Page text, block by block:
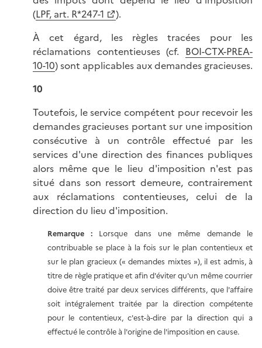
(LPF, art. R*247-1
).
À cet égard, les règles tracées pour les
réclamations contentieuses (cf. BOI-CTX-PREA-
10-10) sont applicables aux demandes gracieuses.
10
Toutefois, le service compétent pour recevoir les
demandes gracieuses portant sur une imposition
consécutive à un contrôle effectué par les
services d'une direction des finances publiques
alors même que le lieu d'imposition n'est pas
situé dans son ressort demeure, contrairement
aux réclamations contentieuses, celui de la
direction du lieu d'imposition.
Remarque : Lorsque dans une même demande le
contribuable se place à la fois sur le plan contentieux et
sur le plan gracieux (« demandes mixtes »), il est admis, à
titre de règle pratique et afin d'éviter qu'un même courrier
doive être traité par deux services différents, que l'affaire
soit intégralement traitée par la direction compétente
pour le contentieux, c'est-à-dire par la direction qui a
effectué le contrôle à l'origine de l'imposition en cause.